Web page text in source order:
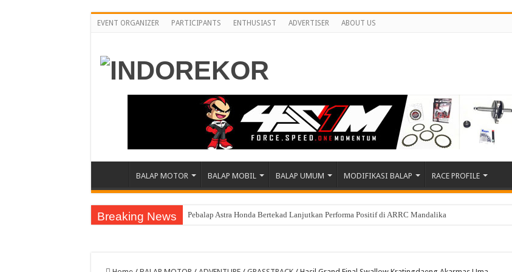
EVENT ORGANIZER PARTICIPANTS ENTHUSIAST ADVERTISER ABOUT US
BALAP MOTOR BALAP MOBIL BALAP UMUM MODIFIKASI BALAP RACE PROFILE
Breaking News Jelang Asia Road Racing Championship Round 4 Mandalika, Pebalap Indonesia Dominasi Podium?